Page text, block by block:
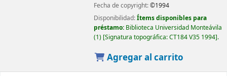
Fecha de copyright:©1994
Disponibilidad:Ítems disponibles para
préstamo: Biblioteca Universidad Monteávila
(1) Signatura topográfica:CT184 V35 1994 .
Agregar al carrito